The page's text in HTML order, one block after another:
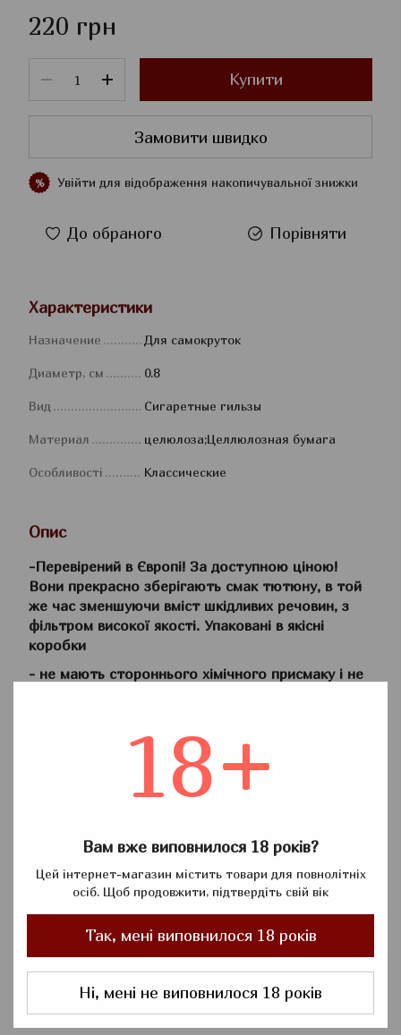
18+
Вам вже виповнилося 18 років?
Цей інтернет-магазин містить товари для повнолітніх
осіб. Щоб продовжити, підтвердіть свій вік
Так, мені виповнилося 18 років
Ні, мені не виповнилося 18 років
220 грн
Купити
Замовити швидко
% Увійти для відображення накопичувальної знижки
До обраного Порівняти
Характеристики
Назначение Для самокруток
Диаметр, см 0.8
Вид Сигаретные гильзы
Материал целюлоза;Целлюлозная бумага
Особливості Классические
Опис
-Перевірений в Європі! За доступною ціною!
Вони прекрасно зберігають смак тютюну, в той
же час зменшуючи вміст шкідливих речовин, з
фільтром високої якості. Упаковані в якісні
коробки
- не мають стороннього хімічного присмаку і не
Європейським стандартам якості
- виготовлено в Європі
- НЕ РВУТЬСЯ ПРИ набиванням
- щільно проклейке - ЯКІСНИЙ ФІЛЬТР
Характеристики:
- 1000 шт.
- розміри гільзи 8,4 см (стандартна сигарета)
- фільтруючий картридж 1.5 см - фільтр 2,5 см
- Матеріал Целюлоза